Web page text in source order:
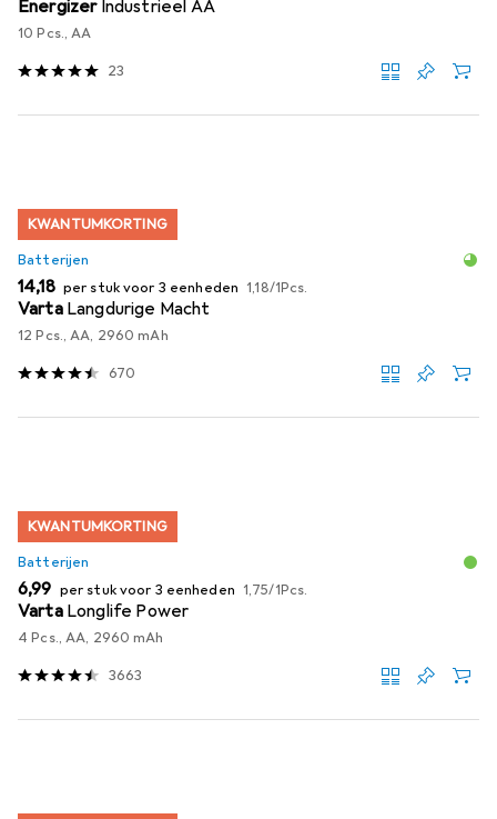
Energizer Industrieel AA
10 Pcs., AA
23
KWANTUMKORTING
Batterijen
EUR
14,18 per stuk voor 3 eenheden EUR
1,18/1Pcs.
Varta Langdurige Macht
12 Pcs., AA, 2960 mAh
670
KWANTUMKORTING
Batterijen
EUR
6,99 per stuk voor 3 eenheden EUR
1,75/1Pcs.
Varta Longlife Power
4 Pcs., AA, 2960 mAh
3663